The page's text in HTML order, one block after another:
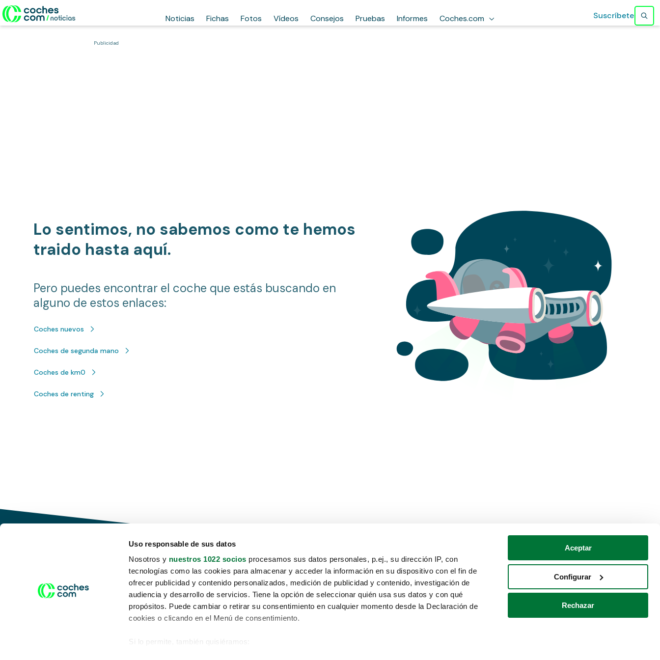
Uso responsable de sus datos
Nosotros y nuestros 1022 socios procesamos sus datos personales, p.ej., su dirección IP, con
tecnologías como las cookies para almacenar y acceder la información en su dispositivo con el fin de
ofrecer publicidad y contenido personalizados, medición de publicidad y contenido, investigación de
audiencia y desarrollo de servicios. Tiene la opción de seleccionar quién usa sus datos y con qué
propósitos. Puede cambiar o retirar su consentimiento en cualquier momento desde la Declaración de
cookies o clicando en el Menú de consentimiento.
Si lo permite, también quisiéramos:
Aceptar
Configurar
Rechazar
Noticias Fichas Fotos Vídeos Consejos Pruebas Informes Coches.com Suscríbete
Publicidad
Lo sentimos, no sabemos como te hemos
traido hasta aquí.
Pero puedes encontrar el coche que estás buscando en
alguno de estos enlaces:
Coches nuevos
Coches de segunda mano
Coches de km0
Coches de renting
Conduce tu futuro,
desata tu movilidad